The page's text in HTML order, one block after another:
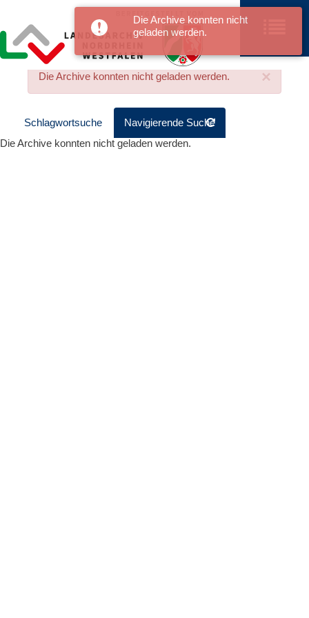
Die Archive konnten nicht
geladen werden.
Die Archive konnten nicht geladen werden. ×
Schlagwortsuche
Navigierende Suche
Die Archive konnten nicht geladen werden.